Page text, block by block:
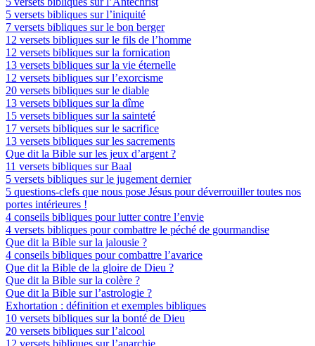
5 versets bibliques sur l’iniquité
7 versets bibliques sur le bon berger
12 versets bibliques sur le fils de l’homme
12 versets bibliques sur la fornication
13 versets bibliques sur la vie éternelle
12 versets bibliques sur l’exorcisme
20 versets bibliques sur le diable
13 versets bibliques sur la dîme
15 versets bibliques sur la sainteté
17 versets bibliques sur le sacrifice
13 versets bibliques sur les sacrements
Que dit la Bible sur les jeux d’argent ?
11 versets bibliques sur Baal
5 versets bibliques sur le jugement dernier
5 questions-clefs que nous pose Jésus pour déverrouiller toutes nos
portes intérieures !
4 conseils bibliques pour lutter contre l’envie
4 versets bibliques pour combattre le péché de gourmandise
Que dit la Bible sur la jalousie ?
4 conseils bibliques pour combattre l’avarice
Que dit la Bible de la gloire de Dieu ?
Que dit la Bible sur la colère ?
Que dit la Bible sur l’astrologie ?
Exhortation : définition et exemples bibliques
10 versets bibliques sur la bonté de Dieu
20 versets bibliques sur l’alcool
12 versets bibliques sur l’anarchie